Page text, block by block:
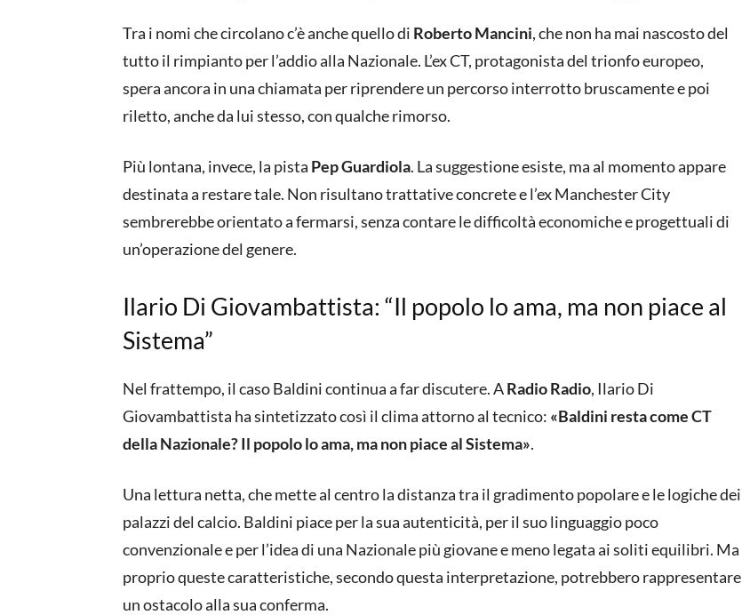
Tra i nomi che circolano c’è anche quello di Roberto Mancini, che non ha mai nascosto del
tutto il rimpianto per l’addio alla Nazionale. L’ex CT, protagonista del trionfo europeo,
spera ancora in una chiamata per riprendere un percorso interrotto bruscamente e poi
riletto, anche da lui stesso, con qualche rimorso.
Più lontana, invece, la pista Pep Guardiola. La suggestione esiste, ma al momento appare
destinata a restare tale. Non risultano trattative concrete e l’ex Manchester City
sembrerebbe orientato a fermarsi, senza contare le difficoltà economiche e progettuali di
un’operazione del genere.
Ilario Di Giovambattista: “Il popolo lo ama, ma non piace al
Sistema”
Nel frattempo, il caso Baldini continua a far discutere. ARadio Radio, Ilario Di
Giovambattista ha sintetizzato così il clima attorno al tecnico: «Baldini resta come CT
della Nazionale? Il popolo lo ama, ma non piace al Sistema».
Una lettura netta, che mette al centro la distanza tra il gradimento popolare e le logiche dei
palazzi del calcio. Baldini piace per la sua autenticità, per il suo linguaggio poco
convenzionale e per l’idea di una Nazionale più giovane e meno legata ai soliti equilibri. Ma
proprio queste caratteristiche, secondo questa interpretazione, potrebbero rappresentare
un ostacolo alla sua conferma.